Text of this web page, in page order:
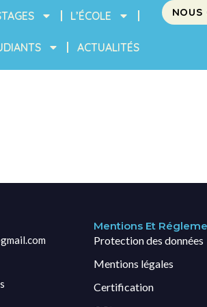
L’ÉCOLE
ACTUALITÉS
NOUS
Mentions Et
Protection des données
Mentions légales
Certification